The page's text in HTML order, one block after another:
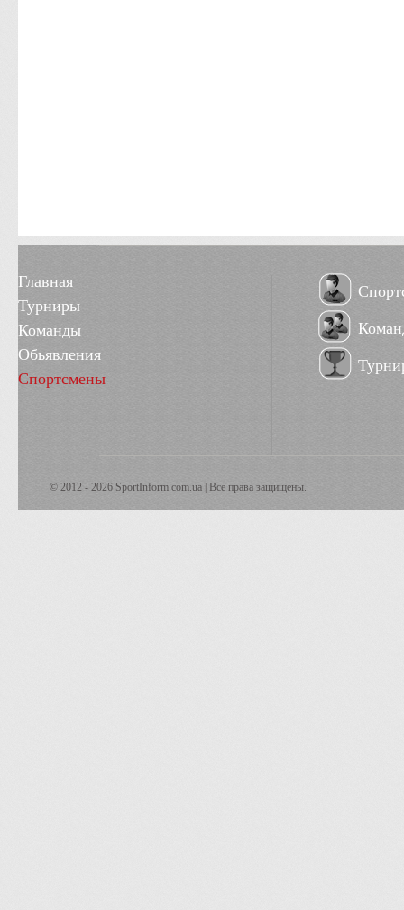
Главная
Турниры
Команды
Обьявления
Спортсмены
© 2012 - 2026 SportInform.com.ua | Все права защищены.